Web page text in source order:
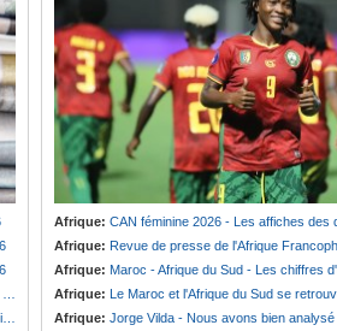
Afrique: CAN féminine 2026 - Les affiches des
Afrique: Revue de presse de l'Afrique
Afrique: Maroc - Afrique du Sud - Les chiffres d'un
Afrique: Le Maroc et l'Afrique du Sud se retrouvent
Afrique: Jorge Vilda - Nous avons bien analysé l'Afrique du